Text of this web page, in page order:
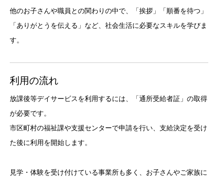
他のお子さんや職員との関わりの中で、「挨拶」「順番を待つ」
「ありがとうを伝える」など、社会生活に必要なスキルを学びま
す。
利用の流れ
放課後等デイサービスを利用するには、「通所受給者証」の取得
が必要です。
市区町村の福祉課や支援センターで申請を行い、支給決定を受け
た後に利用を開始します。
見学・体験を受け付けている事業所も多く、お子さんやご家族に